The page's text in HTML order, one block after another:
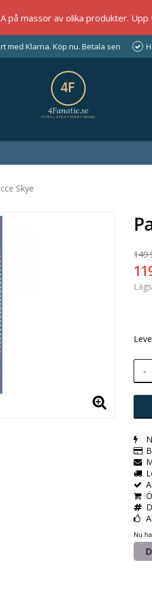
på massor av olika produkter. Upp
med Klarna. Köp nu. Betala sen
Skye
149
-
Nu